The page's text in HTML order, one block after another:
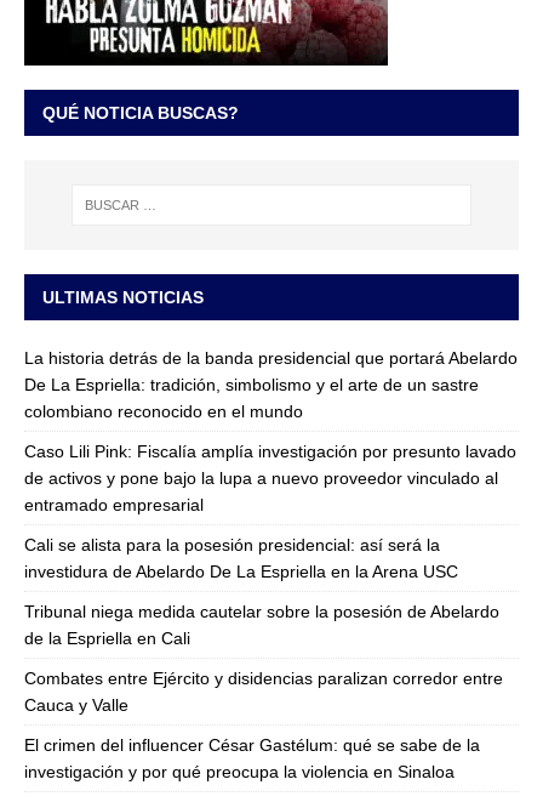
QUÉ NOTICIA BUSCAS?
ULTIMAS NOTICIAS
La historia detrás de la banda presidencial que portará Abelardo
De La Espriella: tradición, simbolismo y el arte de un sastre
colombiano reconocido en el mundo
Caso Lili Pink: Fiscalía amplía investigación por presunto lavado
de activos y pone bajo la lupa a nuevo proveedor vinculado al
entramado empresarial
Cali se alista para la posesión presidencial: así será la
investidura de Abelardo De La Espriella en la Arena USC
Tribunal niega medida cautelar sobre la posesión de Abelardo
de la Espriella en Cali
Combates entre Ejército y disidencias paralizan corredor entre
Cauca y Valle
El crimen del influencer César Gastélum: qué se sabe de la
investigación y por qué preocupa la violencia en Sinaloa